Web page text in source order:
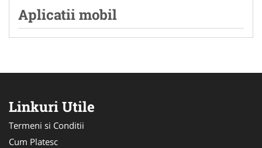
Aplicatii mobil
Linkuri Utile
Termeni si Conditii
Cum Platesc